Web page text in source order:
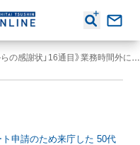
《「住民からの感謝状」16通目》業務時間外にもかかわらず、丁寧に対応してくれてありがとう
申請のため来庁した 50代